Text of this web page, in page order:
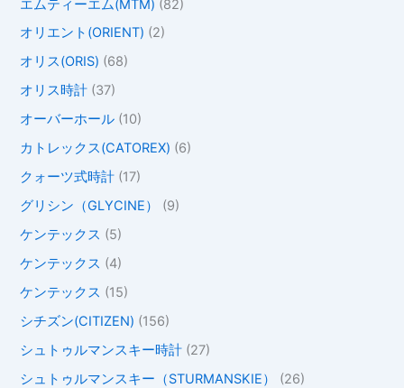
エムティーエム(MTM) (82)
オリエント(ORIENT) (2)
オリス(ORIS) (68)
オリス時計 (37)
オーバーホール (10)
カトレックス(CATOREX) (6)
クォーツ式時計 (17)
グリシン（GLYCINE）
(9)
ケンテックス (5)
ケンテックス (4)
ケンテックス (15)
シチズン(CITIZEN) (156)
シュトゥルマンスキー時計 (27)
シュトゥルマンスキー（STURMANSKIE）
(26)